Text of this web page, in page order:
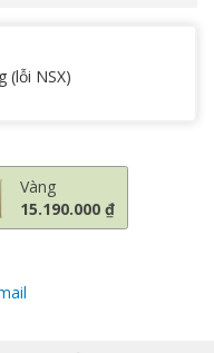
(lỗi NSX)
Vàng
15.190.000 ₫